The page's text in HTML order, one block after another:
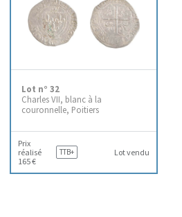
Lot n° 32
Charles VII, blanc à la
couronnelle, Poitiers
Prix
réalisé
165 €
TTB+ Lot vendu